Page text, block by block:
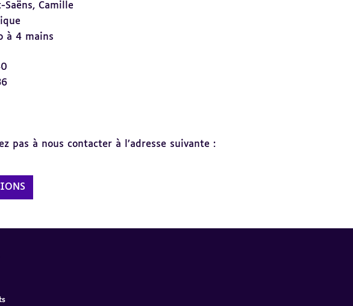
Saëns, Camille
à 4 mains
pas à nous contacter à l’adresse suivante :